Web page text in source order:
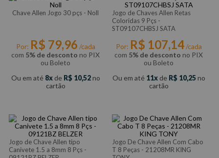
Chave Allen Jogo 30 pçs - Noll
Por: R$ 79,96 /cada
com 5% de desconto no PIX
ou Boleto
Ou em até 8 de R$ 10,52no
cartão
Jogo de Chaves Allen Retas
Coloridas 9 Pçs -
ST09107CHBSJ SATA
Por: R$ 107,14/cada
com 5% de desconto no PIX
ou Boleto
Ou em até 11 de R$ 10,25no
cartão
Jogo de Chave Allen tipo
Canivete 1.5 a 8mm 8 Pçs -
Jogo De Chave Allen Com Cabo
T 8 Peças - 21208MR KING